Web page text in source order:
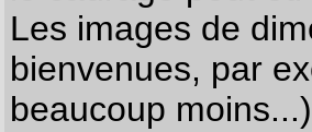
Les images de
bienvenues, par
beaucoup